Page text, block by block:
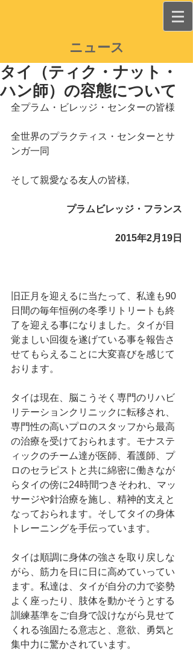
ニュース
タイ（ティク・ナット・
ハン師）の容態について
全プラム・ビレッジ・センターの皆様
全世界のプラクティス・センターとサ
ンガ一同
そして親愛なる友人の皆様,
プラムビレッジ・フランス
2015年2月19日
旧正月を迎えるに当たって、私達も90
日間の毎年恒例の冬季リトリートも終
了を迎える事になりました。タイが目
覚ましい回復を遂げている事を報告さ
せてもらえることに大変喜びを感じて
おります。
タイは現在、脳こうそく専門のリハビ
リテーションクリニックに転移され、
専門性の高いプロのスタッフから最高
の治療を受けておられます。モナステ
ィックのチーム達が医師、看護師、プ
ロのセラピストと共に綿密に働きなが
らタイの傍に24時間つきそわれ、マッ
サージや針治療を施し、精神的支えと
なっておられます。そしてタイの身体
トレーニングを手伝っています。
タイは順調に身体の強さを取り戻しな
がら、筋力を日に日に高めていってい
ます。私達は、タイが自分の力で姿勢
よく座ったり、肢体を動かそうとする
訓練基準をご自身で設けながら見せて
くれる強固たる意志と、意欲、勇気と
集中力に驚かされています。